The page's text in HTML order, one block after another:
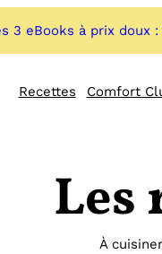
3 eBooks à prix doux
Recettes Comfort
Les
À